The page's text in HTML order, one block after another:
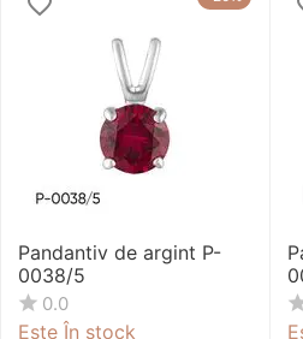
Pandantiv de argint P-
0038/5
0.0
Este În stock